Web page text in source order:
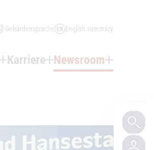
Gebärdensprache English summary
Karriere Newsroom